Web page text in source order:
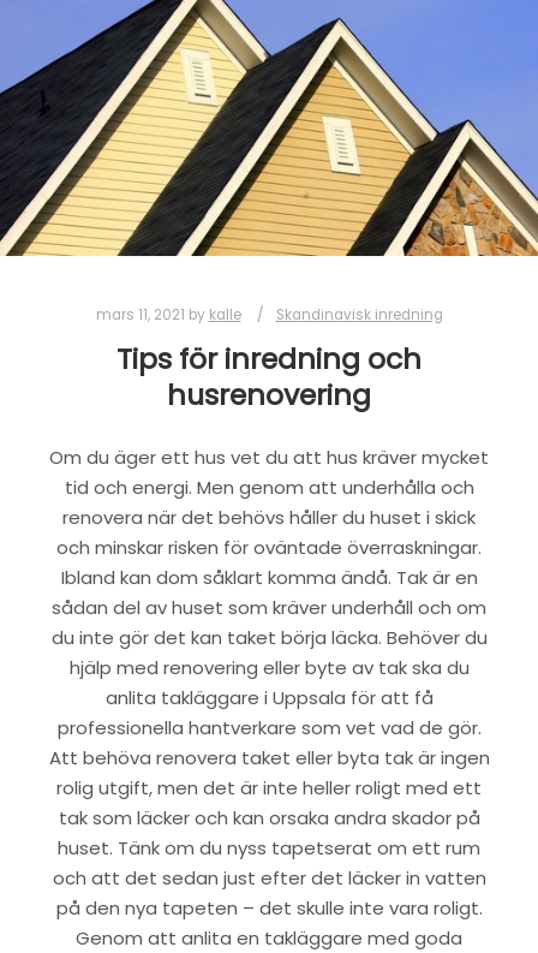
mars 11, 2021 by kalle Skandinavisk inredning
Tips för inredning och
husrenovering
Om du äger ett hus vet du att hus kräver mycket
tid och energi. Men genom att underhålla och
renovera när det behövs håller du huset i skick
och minskar risken för oväntade överraskningar.
Ibland kan dom såklart komma ändå. Tak är en
sådan del av huset som kräver underhåll och om
du inte gör det kan taket börja läcka. Behöver du
hjälp med renovering eller byte av tak ska du
anlita takläggare i Uppsala för att få
professionella hantverkare som vet vad de gör.
Att behöva renovera taket eller byta tak är ingen
rolig utgift, men det är inte heller roligt med ett
tak som läcker och kan orsaka andra skador på
huset. Tänk om du nyss tapetserat om ett rum
och att det sedan just efter det läcker in vatten
på den nya tapeten – det skulle inte vara roligt.
Genom att anlita en takläggare med goda